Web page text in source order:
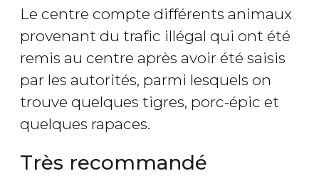
Le centre compte différents animaux
provenant du trafic illégal qui ont été
remis au centre après avoir été saisis
par les autorités, parmi lesquels on
trouve quelques tigres, porc-épic et
quelques rapaces.
Très recommandé